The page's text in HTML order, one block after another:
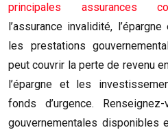
principales assurances
l’assurance invalidité,
les prestations
peut couvrir la perte de revenu
l’épargne et les
fonds d’urgence.
gouvernementales disponibles